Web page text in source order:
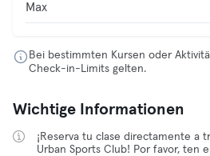
Max
Bei bestimmten Kursen oder
Check-in-Limits gelten.
Wichtige Informationen
¡Reserva tu clase directamente a
Urban Sports Club! Por favor, ten